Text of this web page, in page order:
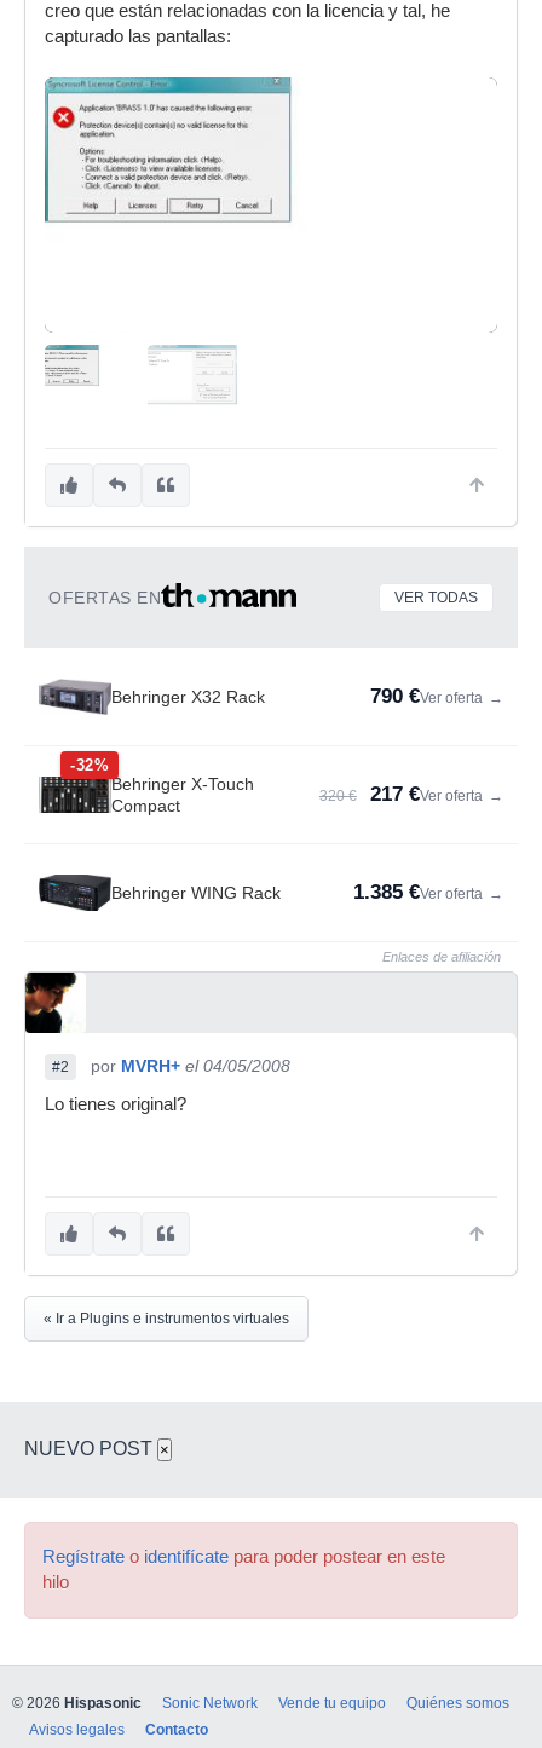
creo que están relacionadas con la licencia y tal, he
capturado las pantallas:
OFERTAS EN VER TODAS
Behringer X32 Rack 790 €Ver oferta →
-32%
Behringer X-Touch
Compact
320 € 217 €Ver oferta →
Behringer WING Rack 1.385 €Ver oferta →
Enlaces de afiliación
#2 por MVRH+ el 04/05/2008
Lo tienes original?
« Ir a Plugins e instrumentos virtuales
NUEVO POST ×
Regístrate o identifícate para poder postear en este
hilo
© 2026 Hispasonic Sonic Network Vende tu equipo
Quiénes somos
Avisos legales
Contacto